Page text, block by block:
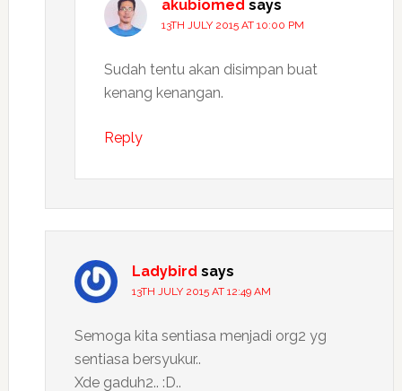
akubiomed says
13TH JULY 2015 AT 10:00 PM
Sudah tentu akan disimpan buat
kenang kenangan.
Reply
Ladybird says
13TH JULY 2015 AT 12:49 AM
Semoga kita sentiasa menjadi org2 yg
sentiasa bersyukur..
Xde gaduh2.. :D..